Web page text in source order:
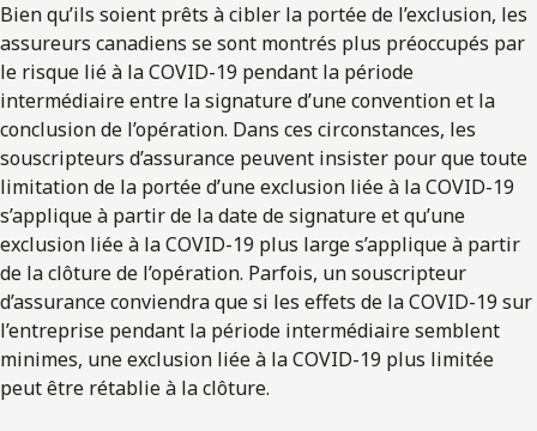
Bien qu’ils soient prêts à cibler la portée de l’exclusion, les
assureurs canadiens se sont montrés plus préoccupés par
le risque lié à la COVID-19 pendant la période
intermédiaire entre la signature d’une convention et la
conclusion de l’opération. Dans ces circonstances, les
souscripteurs d’assurance peuvent insister pour que toute
limitation de la portée d’une exclusion liée à la COVID-19
s’applique à partir de la date de signature et qu’une
exclusion liée à la COVID-19 plus large s’applique à partir
de la clôture de l’opération. Parfois, un souscripteur
d’assurance conviendra que si les effets de la COVID-19 sur
l’entreprise pendant la période intermédiaire semblent
minimes, une exclusion liée à la COVID-19 plus limitée
peut être rétablie à la clôture.